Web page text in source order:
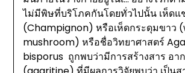
ไม่มีพิษที่บริโภคกันโดยทั่วไปนั้น เห็ด
(Champignon) หรือเห็ดกระดุมขาว
mushroom) หรือชื่อวิทยาศาสตร์
bisporus ถูกพบว่ามีการสร้างสาร อา